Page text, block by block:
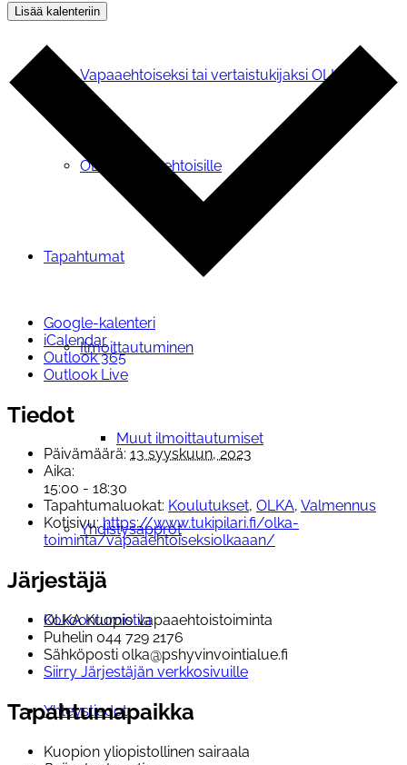
Vapaaehtoiseksi tai vertaistukijaksi OLKAan
OLKA vapaaehtoisille
Tapahtumat
Ilmoittautuminen
Muut ilmoittautumiset
Yhdistysapprot
Kokoontumistila
Yhteystiedot
Lisää kalenteriin
Google-kalenteri
iCalendar
Outlook 365
Outlook Live
Tiedot
Päivämäärä: 13 syyskuun, 2023
Aika:
15:00 - 18:30
Tapahtumaluokat: Koulutukset, OLKA, Valmennus
Kotisivu: https://www.tukipilari.fi/olka-
toiminta/vapaaehtoiseksiolkaaan/
Järjestäjä
OLKA Kuopio vapaaehtoistoiminta
Puhelin 044 729 2176
Sähköposti olka@pshyvinvointialue.fi
Siirry Järjestäjän verkkosivuille
Tapahtumapaikka
Kuopion yliopistollinen sairaala